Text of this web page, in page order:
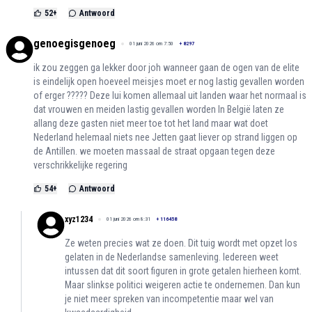
52+ Antwoord
genoegisgenoeg 01 juni 2026 om 7:50 + 8297
ik zou zeggen ga lekker door joh wanneer gaan de ogen van de elite
is eindelijk open hoeveel meisjes moet er nog lastig gevallen worden
of erger ????? Deze lui komen allemaal uit landen waar het normaal is
dat vrouwen en meiden lastig gevallen worden In België laten ze
allang deze gasten niet meer toe tot het land maar wat doet
Nederland helemaal niets nee Jetten gaat liever op strand liggen op
de Antillen. we moeten massaal de straat opgaan tegen deze
verschrikkelijke regering
54+ Antwoord
xyz1234 01 juni 2026 om 8:31 + 116458
Ze weten precies wat ze doen. Dit tuig wordt met opzet los
gelaten in de Nederlandse samenleving. Iedereen weet
intussen dat dit soort figuren in grote getalen hierheen komt.
Maar slinkse politici weigeren actie te ondernemen. Dan kun
je niet meer spreken van incompetentie maar wel van